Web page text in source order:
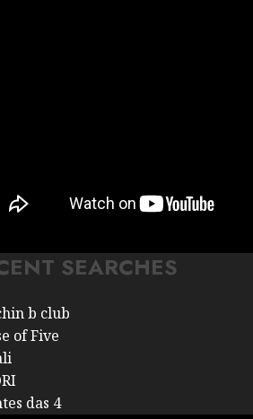
SEARCHES
b club
of Five
das 4